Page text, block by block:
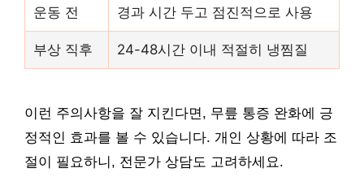
운동 전 경과 시간 두고 점진적으로 사용
부상 직후 24-48시간 이내 적절히 냉찜질
이런 주의사항을 잘 지킨다면, 무릎 통증 완화에 긍
정적인 효과를 볼 수 있습니다. 개인 상황에 따라 조
절이 필요하니, 전문가 상담도 고려하세요.